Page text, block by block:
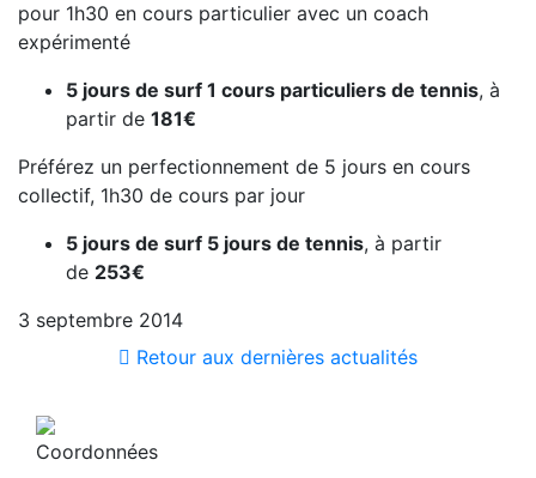
pour 1h30 en cours particulier avec un coach
expérimenté
5 jours de surf 1 cours particuliers de tennis, à
partir de 181€
Préférez un perfectionnement de 5 jours en cours
collectif, 1h30 de cours par jour
5 jours de surf 5 jours de tennis, à partir
de 253€
3 septembre 2014
Retour aux dernières actualités
Coordonnées